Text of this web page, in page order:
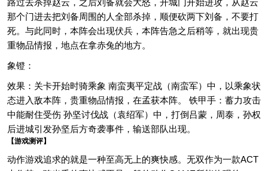
路过去杀掉赵云，之后刘备就会大怒，开城门开始进攻，从赵云
那个门进去把刘备周围的人全部杀掉，顺便砍两下刘备，不要打
死。与此同时，本阵会出现伏兵，本阵告急之后稍等，就出现贵
重物品情报，地点在拿赤兔的地方。
象镫：
效果：关卡开始时骑乘象 南蛮夷平定战（南蛮军）中，以乘象状
态进入敌本阵，贵重物品情报，在孟获本阵。 铁甲手：蓄力攻击
中能耐住受伤 孙坚讨伐战（袁绍军）中，打倒吕蒙，周泰，孙权
后进城引发孙坚后方奇袭事件，输送部队出现。
【游戏测评】
动作游戏追求的就是一种至高无上的爽快感。无双作为一款ACT